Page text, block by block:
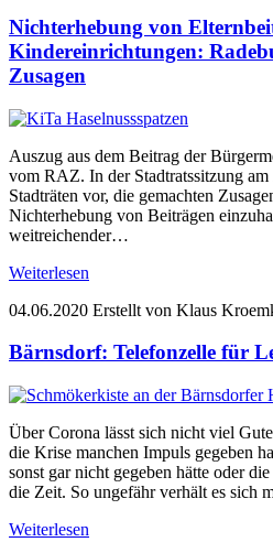
Nichterhebung von
Kindereinrichtungen:
Zusagen
Auszug aus dem Beitrag der
vom RAZ. In der Stadtratssitzung
Stadträten vor, die gemachten
Nichterhebung von Beiträgen
weitreichender…
Weiterlesen
04.06.2020 Erstellt von Klaus
Bärnsdorf: Telefonzelle für
Über Corona lässt sich nicht viel
die Krise manchen Impuls gegeben
sonst gar nicht gegeben hätte oder
die Zeit. So ungefähr verhält es sich
Weiterlesen